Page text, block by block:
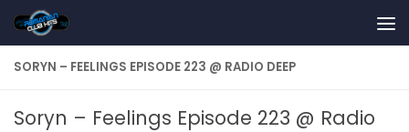
Skip to content
SORYN – FEELINGS EPISODE 223 @ RADIO DEEP
Soryn – Feelings Episode 223 @ Radio